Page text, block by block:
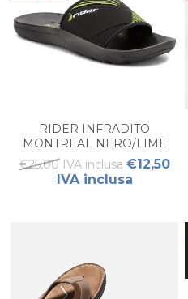
RIDER INFRADITO
MONTREAL NERO/LIME
€25,00 IVA inclusa €12,50
IVA inclusa